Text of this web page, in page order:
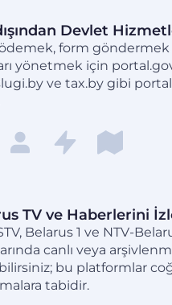
Devlet
form göndermek
yönetmek için
ve tax.by gibi
TV ve Haberlerini
Belarus 1 ve NTV-
canlı veya
bu platformlar
tabidir.